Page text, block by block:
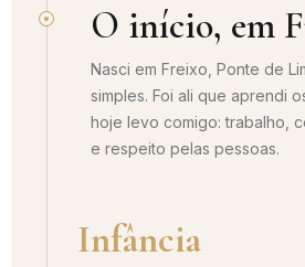
O início, em
Nasci em Freixo, Ponte de
simples. Foi ali que aprendi
hoje levo comigo: trabalho,
e respeito pelas pessoas.
Infância